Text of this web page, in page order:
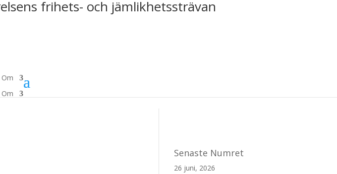
frihets- och jämlikhetssträvan
Om
Om
Senaste Numret
26 juni, 2026